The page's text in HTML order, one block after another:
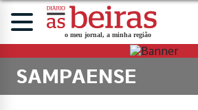
SAMPAENSE